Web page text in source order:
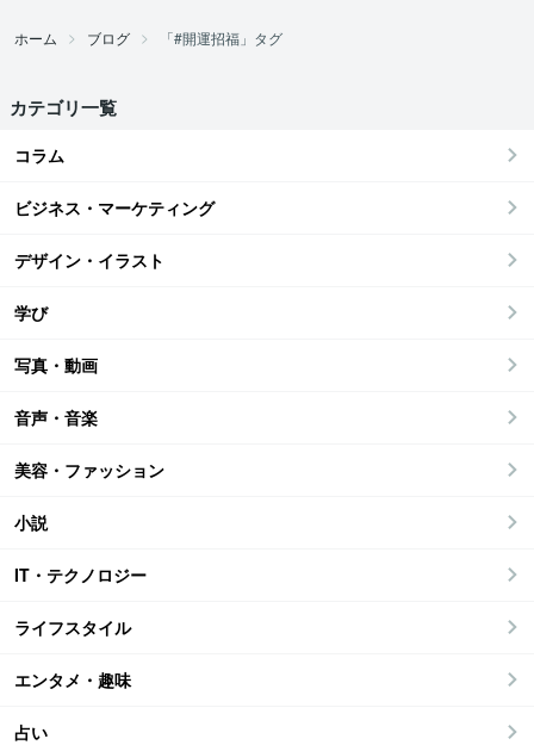
ホーム ブログ 「#開運招福」タグ
カテゴリ一覧
コラム
ビジネス・マーケティング
デザイン・イラスト
学び
写真・動画
音声・音楽
美容・ファッション
小説
IT・テクノロジー
ライフスタイル
エンタメ・趣味
占い